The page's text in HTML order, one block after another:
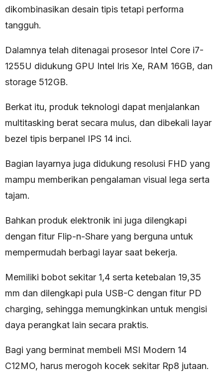
dikombinasikan desain tipis tetapi performa
tangguh.
Dalamnya telah ditenagai prosesor Intel Core i7-
1255U didukung GPU Intel Iris Xe, RAM 16GB, dan
storage 512GB.
Berkat itu, produk teknologi dapat menjalankan
multitasking berat secara mulus, dan dibekali layar
bezel tipis berpanel IPS 14 inci.
Bagian layarnya juga didukung resolusi FHD yang
mampu memberikan pengalaman visual lega serta
tajam.
Bahkan produk elektronik ini juga dilengkapi
dengan fitur Flip-n-Share yang berguna untuk
mempermudah berbagi layar saat bekerja.
Memiliki bobot sekitar 1,4 serta ketebalan 19,35
mm dan dilengkapi pula USB-C dengan fitur PD
charging, sehingga memungkinkan untuk mengisi
daya perangkat lain secara praktis.
Bagi yang berminat membeli MSI Modern 14
C12MO, harus merogoh kocek sekitar Rp8 jutaan.